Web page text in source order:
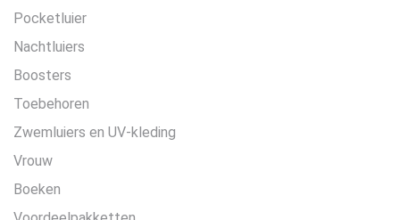
Pocketluier
Nachtluiers
Boosters
Toebehoren
Zwemluiers en UV-kleding
Vrouw
Boeken